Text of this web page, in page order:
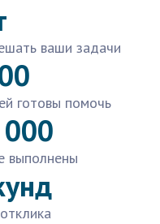
ваши задачи
готовы помочь
выполнены